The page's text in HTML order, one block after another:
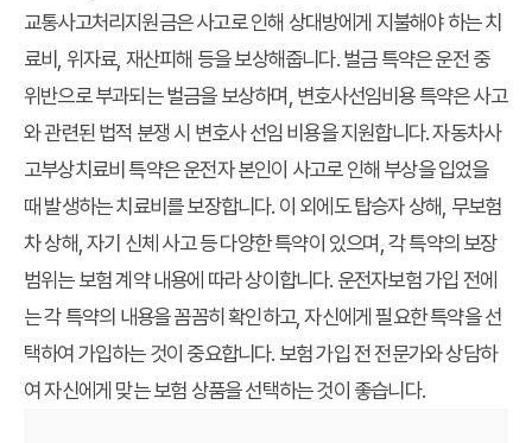
교통사고처리지원금은 사고로 인해 상대방에게 지불해야 하는 치
료비, 위자료, 재산피해 등을 보상해줍니다. 벌금 특약은 운전 중
위반으로 부과되는 벌금을 보상하며, 변호사선임비용 특약은 사고
와 관련된 법적 분쟁 시 변호사 선임 비용을 지원합니다. 자동차사
고부상치료비 특약은 운전자 본인이 사고로 인해 부상을 입었을
때 발생하는 치료비를 보장합니다. 이 외에도 탑승자 상해, 무보험
차 상해, 자기 신체 사고 등 다양한 특약이 있으며, 각 특약의 보장
범위는 보험 계약 내용에 따라 상이합니다. 운전자보험 가입 전에
는 각 특약의 내용을 꼼꼼히 확인하고, 자신에게 필요한 특약을 선
택하여 가입하는 것이 중요합니다. 보험 가입 전 전문가와 상담하
여 자신에게 맞는 보험 상품을 선택하는 것이 좋습니다.